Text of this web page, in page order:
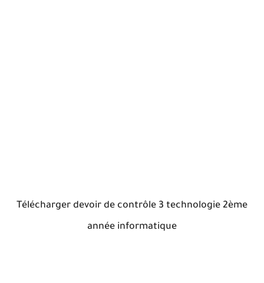
Télécharger devoir de contrôle 3 technologie 2ème
année informatique